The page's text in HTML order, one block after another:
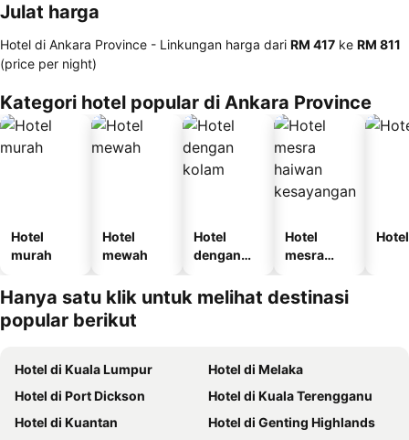
Julat harga
Hotel di Ankara Province - Linkungan harga dari ‎RM 417 ke ‎RM 811
(price per night)
Kategori hotel popular di Ankara Province
Hotel
murah
Hotel
mewah
Hotel
dengan
Hotel
mesra
kesayanga
n
Hanya satu klik untuk melihat destinasi
popular berikut
Hotel di Kuala Lumpur
Hotel di Melaka
Hotel di Port Dickson
Hotel di Kuala Terengganu
Hotel di Kuantan
Hotel di Genting Highlands